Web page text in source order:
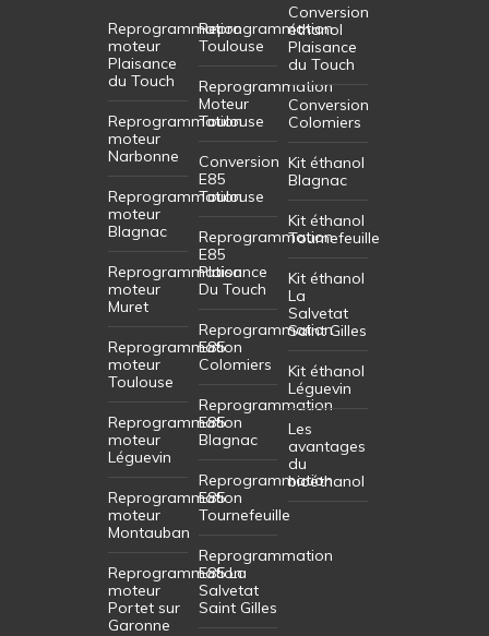
Reprogrammation
moteur
Plaisance
du Touch
Reprogrammation
moteur
Narbonne
Reprogrammation
moteur
Blagnac
Reprogrammation
moteur
Muret
Reprogrammation
moteur
Toulouse
Reprogrammation
moteur
Léguevin
Reprogrammation
moteur
Montauban
Reprogrammation
moteur
Portet sur
Garonne
Reprogrammation
Toulouse
Reprogrammation
Moteur
Toulouse
Conversion
E85
Toulouse
Reprogrammation
E85
Plaisance
Du Touch
Reprogrammation
E85
Colomiers
Reprogrammation
E85
Blagnac
Reprogrammation
E85
Tournefeuille
Reprogrammation
E85 La
Salvetat
Saint Gilles
Conversion
éthanol
Plaisance
du Touch
Conversion
Colomiers
Kit éthanol
Blagnac
Kit éthanol
Tournefeuille
Kit éthanol
La
Salvetat
Saint Gilles
Kit éthanol
Léguevin
Les
avantages
du
bioéthanol